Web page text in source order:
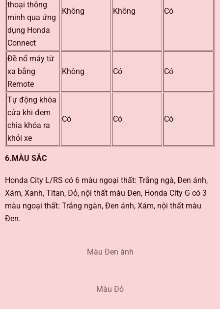
thoại thông
minh qua ứng
dụng Honda
Connect
Không Không Có
Đề nổ máy từ
xa bằng
Remote
Không Có Có
Tự động khóa
cửa khi đem
chìa khóa ra
khỏi xe
Có Có Có
6.MÀU SẮC
Honda City L/RS có 6 màu ngoại thất: Trắng ngà, Đen ánh,
Xám, Xanh, Titan, Đỏ, nội thất màu Đen, Honda City G có 3
màu ngoại thất: Trắng ngàn, Đen ánh, Xám, nội thất màu
Đen.
Màu Đen ánh
Màu Đỏ